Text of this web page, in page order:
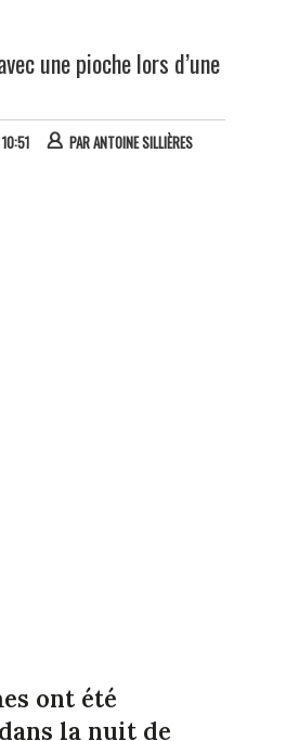
une pioche lors d’une
PARANTOINE SILLIÈRES
ont été
la nuit de